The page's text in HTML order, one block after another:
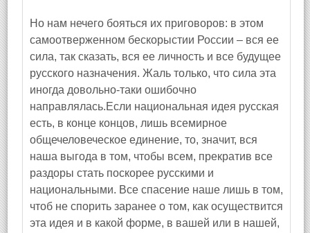
Но нам нечего бояться их приговоров: в этом
самоотверженном бескорыстии России – вся ее
сила, так сказать, вся ее личность и все будущее
русского назначения. Жаль только, что сила эта
иногда довольно-таки ошибочно
направлялась.Если национальная идея русская
есть, в конце концов, лишь всемирное
общечеловеческое единение, то, значит, вся
наша выгода в том, чтобы всем, прекратив все
раздоры стать поскорее русскими и
национальными. Все спасение наше лишь в том,
чтоб не спорить заранее о том, как осуществится
эта идея и в какой форме, в вашей или в нашей,